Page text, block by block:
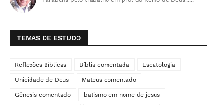
TEMAS DE ESTUDO
Reflexões Bíblicas Bíblia comentada Escatologia
Unicidade de Deus Mateus comentado
Gênesis comentado batismo em nome de jesus